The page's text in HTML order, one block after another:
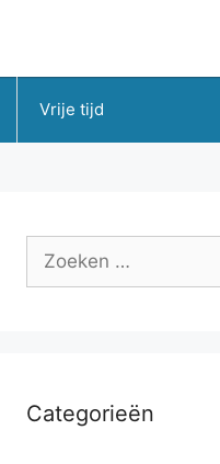
Vrije tijd
Zoek
Categorieën